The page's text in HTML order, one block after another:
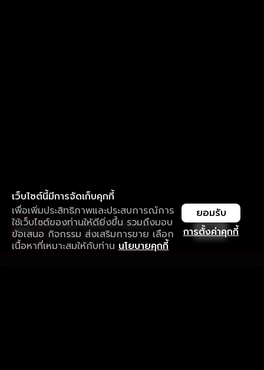
เว็บไซต์นี้มีการจัดเก็บคุกกี้
เพื่อเพิ่มประสิทธิภาพและประสบการณ์การ
ใช้เว็บไซต์ของท่านให้ดียิ่งขึ้น รวมถึงมอบ
ข้อเสนอ กิจกรรม ส่งเสริมการขาย เลือก
เนื้อหาที่เหมาะสมให้กับท่าน นโยบายคุกกี้
การตั้งค่าคุกกี้
ยอมรับ
ใช้งานแอป ลื่นไหลกว่า ไม่มีสะดุด
ดาวน์โหลดแอปเพื่อการรับชมที่ดีกว่า เปิด